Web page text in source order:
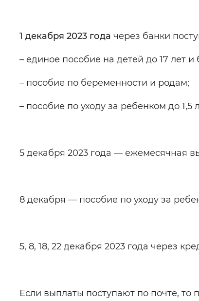
Звуковой ассистент
1 декабря 2023 года через банки
– единое пособие на детей до 17 лет
– пособие по беременности и родам;
– пособие по уходу за ребенком до 1,5
5 декабря 2023 года — ежемесячная
8 декабря — пособие по уходу за
5, 8, 18, 22 декабря 2023 года через
Если выплаты поступают по почте, то